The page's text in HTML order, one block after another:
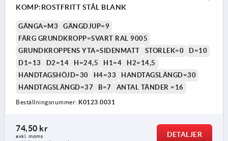
KOMP:ROSTFRITT STÅL BLANK
GÄNGA=M3
GÄNGDJUP=9
FÄRG GRUNDKROPP=SVART RAL 9005
GRUNDKROPPENS YTA=SIDENMATT
STORLEK=0
D=10
D1=13
D2=14 H=24,5 H1=4
H2=14,5
HANDTAGSHÖJD=30
H4=33
HANDTAGSLÄNGD=30
HANDTAGSLÄNGD=37
B=7 ANTAL TÄNDER =16
Beställningsnummer: K0123.0031
74,50 kr
exkl. moms
DETALJER